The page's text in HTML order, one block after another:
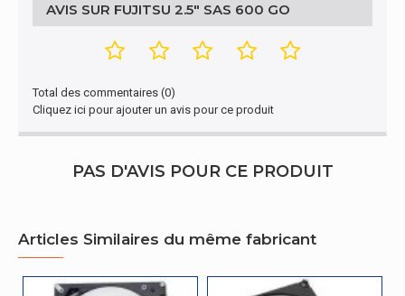
AVIS SUR FUJITSU 2.5" SAS 600 GO
Total des commentaires (0)
Cliquez ici pour ajouter un avis pour ce produit
PAS D'AVIS POUR CE PRODUIT
Articles Similaires du même fabricant